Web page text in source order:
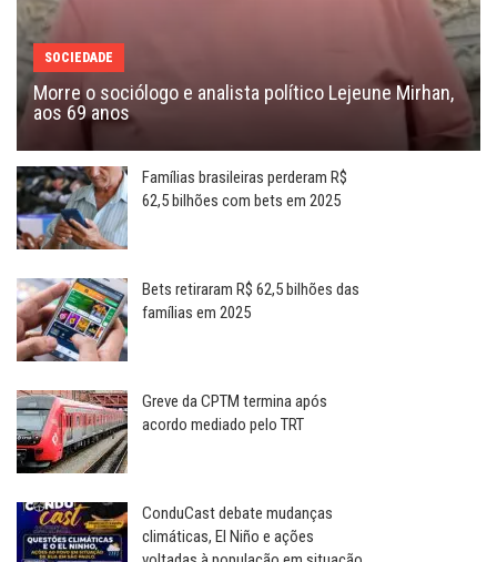
SOCIEDADE
Morre o sociólogo e analista político Lejeune Mirhan,
aos 69 anos
Famílias brasileiras perderam R$
62,5 bilhões com bets em 2025
Bets retiraram R$ 62,5 bilhões das
famílias em 2025
Greve da CPTM termina após
acordo mediado pelo TRT
ConduCast debate mudanças
climáticas, El Niño e ações